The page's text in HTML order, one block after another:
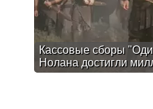
Кассовые сборы
Нолана достигли